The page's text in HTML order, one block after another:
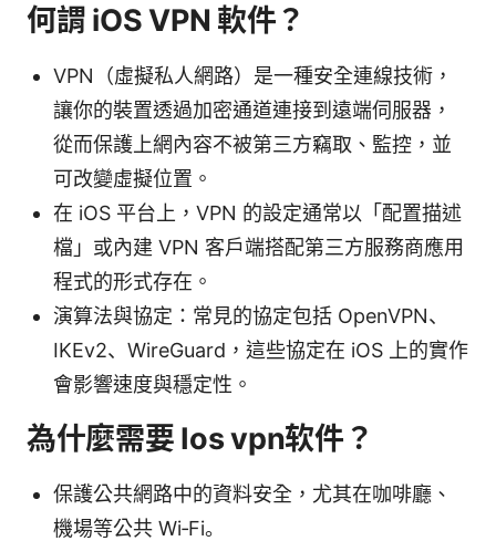
何謂 iOS VPN 軟件？
VPN（虛擬私人網路）是一種安全連線技術，
讓你的裝置透過加密通道連接到遠端伺服器，
從而保護上網內容不被第三方竊取、監控，並
可改變虛擬位置。
在 iOS 平台上，VPN 的設定通常以「配置描述
檔」或內建 VPN 客戶端搭配第三方服務商應用
程式的形式存在。
演算法與協定：常見的協定包括 OpenVPN、
IKEv2、WireGuard，這些協定在 iOS 上的實作
會影響速度與穩定性。
為什麼需要 Ios vpn软件？
保護公共網路中的資料安全，尤其在咖啡廳、
機場等公共 Wi‑Fi。